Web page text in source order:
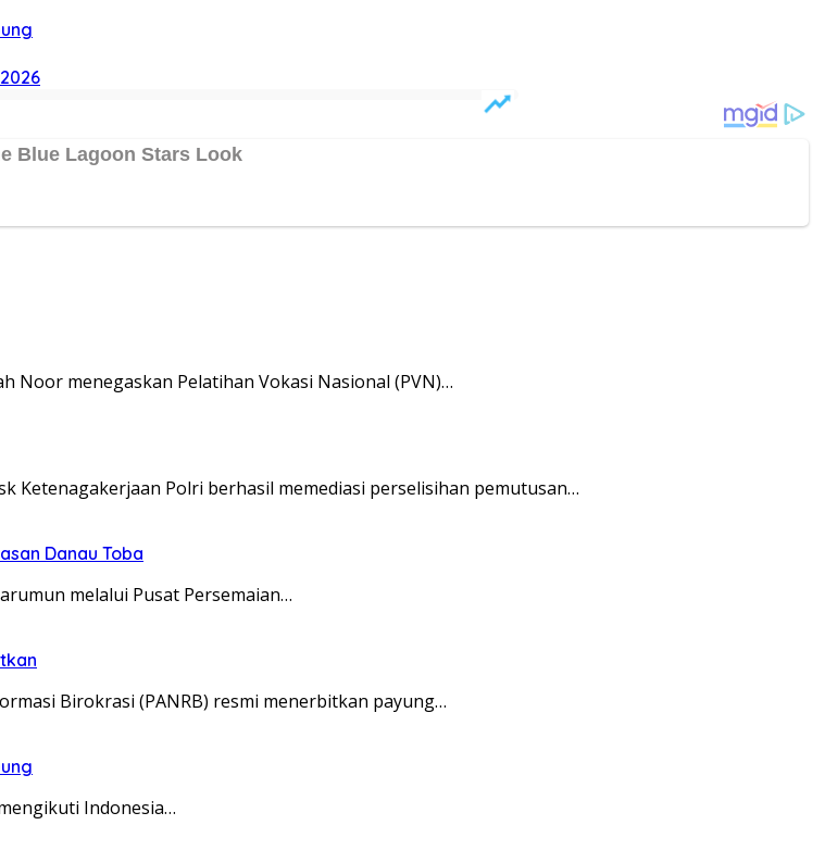
Noor menegaskan Pelatihan Vokasi Nasional (PVN)…
Ketenagakerjaan Polri berhasil memediasi perselisihan pemutusan…
Danau Toba
melalui Pusat Persemaian…
Birokrasi (PANRB) resmi menerbitkan payung…
Indonesia…